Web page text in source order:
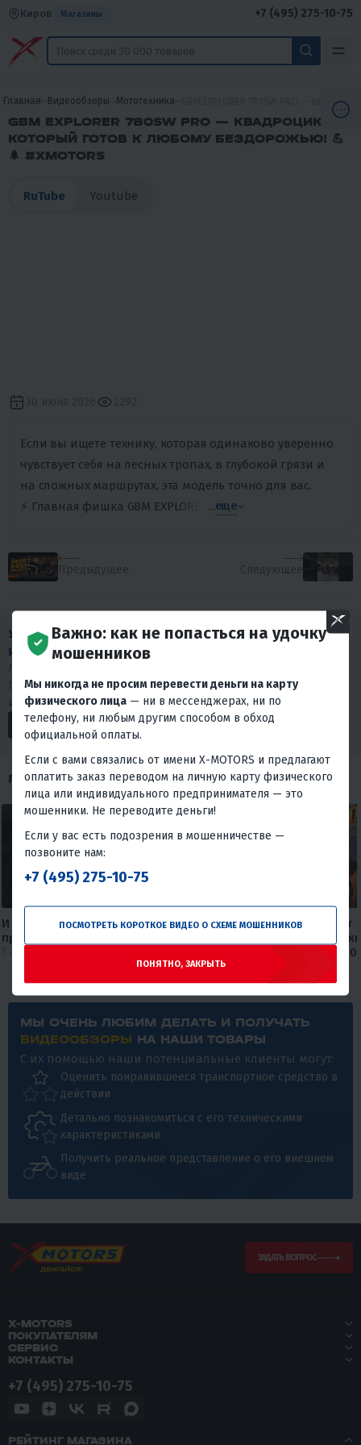
Киров Магазины +7 (495) 275-10-75
Главная Видеообзоры Мототехника GBM EXPLORER 780SW PRO —
GBM EXPLORER 780SW PRO — КВАДРОЦИКЛ,
КОТОРЫЙ ГОТОВ К ЛЮБОМУ БЕЗДОРОЖЬЮ! 💪
🌲 #XMOTORS
RuTube Youtube
Если вы ищете технику, которая одинаково уверенно
чувствует себя на лесных тропах, в глубокой грязи и
на сложных маршрутах, эта модель точно для вас.
⚡️ Главная фишка GBM EXPLORER 780SW PRO —
...еще
Предыдущее Следующее
У НАС МНОГО
ИНТЕРЕСНОГО КОНТЕНТА
Любишь драйв и интересуешься мототехникой?
Подписывайся на наши социальные сети. У нас много
интересного.
ПОХОЖИЕ ОБЗОРЫ
И Wi-fi подключил, и мотоцикл
приобрел😅
Круизер, который не бьет
карману🔥🔥 Обзор
мотоцикла FAIDET Rebel
от мX-MOTORS
МЫ ОЧЕНЬ ЛЮБИМ ДЕЛАТЬ И ПОЛУЧАТЬ
ВИДЕООБЗОРЫ НА НАШИ ТОВАРЫ
С их помощью наши потенциальные клиенты могут:
Оценить понравившееся транспортное средство в
действии
Детально познакомиться с его техническими
характеристиками
Получить реальное представление о его внешнем
виде
ЗАДАТЬ ВОПРОС
X-MOTORS
ПОКУПАТЕЛЯМ
СЕРВИС
КОНТАКТЫ
+7 (495) 275-10-75
РЕЙТИНГ МАГАЗИНА
Важно: как не попасться на удочку
мошенников
Мы никогда не просим перевести деньги на карту
физического лица — ни в мессенджерах, ни по
телефону, ни любым другим способом в обход
официальной оплаты.
Если с вами связались от имени X-MOTORS и предлагают
оплатить заказ переводом на личную карту физического
лица или индивидуального предпринимателя — это
мошенники. Не переводите деньги!
Если у вас есть подозрения в мошенничестве —
позвоните нам:
+7 (495) 275-10-75
ПОСМОТРЕТЬ КОРОТКОЕ ВИДЕО О СХЕМЕ МОШЕННИКОВ
ПОНЯТНО, ЗАКРЫТЬ